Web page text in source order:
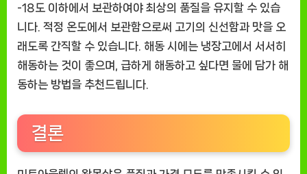
-18도 이하에서 보관하여야 최상의 품질을 유지할 수 있습
니다. 적정 온도에서 보관함으로써 고기의 신선함과 맛을 오
래도록 간직할 수 있습니다. 해동 시에는 냉장고에서 서서히
해동하는 것이 좋으며, 급하게 해동하고 싶다면 물에 담가 해
동하는 방법을 추천드립니다.
결론